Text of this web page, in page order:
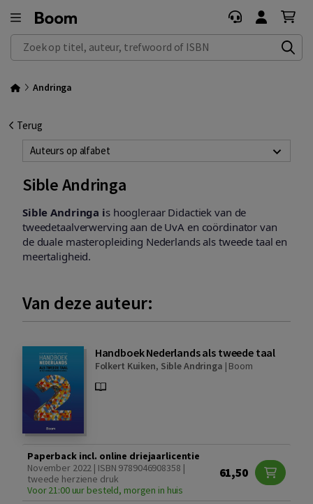
Zoek op titel, auteur, trefwoord of ISBN
Andringa
Terug
Auteurs op alfabet
Sible Andringa
Sible Andringa is hoogleraar Didactiek van de
tweedetaalverwerving aan de UvA en coördinator van
de duale masteropleiding Nederlands als tweede taal en
meertaligheid.
Van deze auteur:
Handboek Nederlands als tweede taal
Folkert Kuiken, Sible Andringa | Boom
Paperback incl. online driejaarlicentie
November 2022 | ISBN 9789046908358 |
tweede herziene druk
Voor 21:00 uur besteld, morgen in huis
61,50